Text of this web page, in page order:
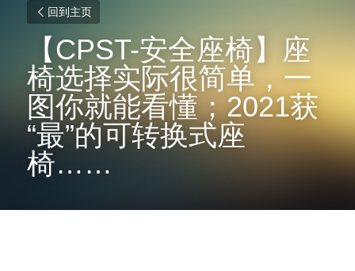
回到主页
【CPST-安全座椅】座
椅选择实际很简单，一
图你就能看懂；2021获
“最”的可转换式座
椅……